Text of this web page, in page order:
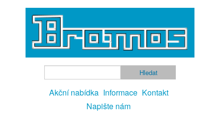
Akční nabídka Informace Kontakt
Napište nám